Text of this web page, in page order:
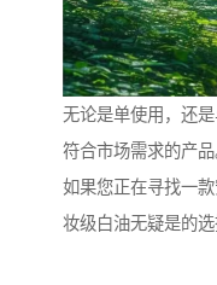
无论是单使用，还
符合市场需求的产品
如果您正在寻找一
妆级白油无疑是的选